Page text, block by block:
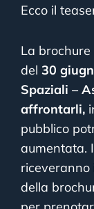
Ecco il
La
del 30
Spaziali –
affrontarli,
pubblico
aumentata.
riceveranno
della